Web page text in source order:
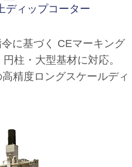
ディップコーター
令に基づく CEマーキング
柱・大型基材に対応。
精度ロングスケールディ